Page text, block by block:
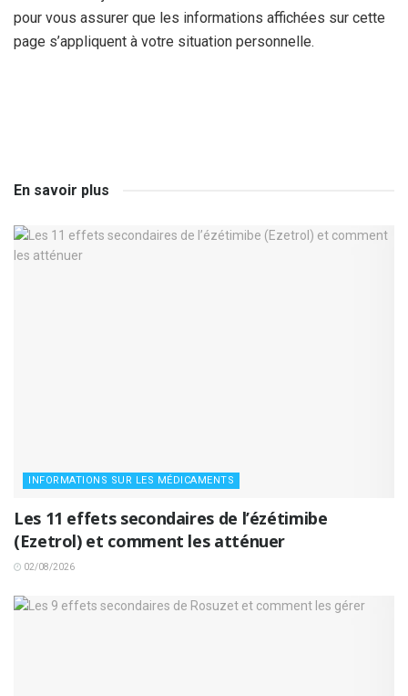
pour vous assurer que les informations affichées sur cette
page s’appliquent à votre situation personnelle.
En savoir plus
INFORMATIONS SUR LES MÉDICAMENTS
Les 11 effets secondaires de l’ézétimibe
(Ezetrol) et comment les atténuer
02/08/2026